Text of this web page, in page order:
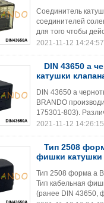
Соединитель
соединителей
для того чтобы
2021-11-12 14:24:57
DIN 43650 a
катушки
DIN 43650 a
BRANDO
175301-803).
2021-11-12 14:26:15
Тип 2508
фишки катушки
Тип 2508 форма a
Тип кабельная
(ранее DIN 43650,